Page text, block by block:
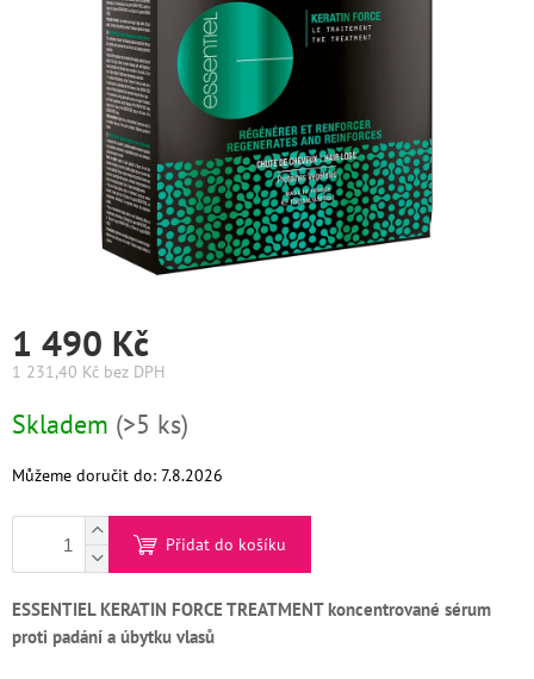
NutraCosmetics
K-
Max
O
Kontakty
Měna
(CZK)
1 490 Kč
1 231,40 Kč bez DPH
cena:
Skladem (>5 ks)
Můžeme doručit do: 7.8.2026
Přidat do košíku
ESSENTIEL KERATIN FORCE TREATMENT koncentrované sérum
proti padání a úbytku vlasů